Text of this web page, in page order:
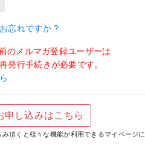
忘れですか ?
のメルマガ登録ユーザーは
発行手続きが必要です。
申し込みはこちら
み頂くと様々な機能が利用できるマイページ